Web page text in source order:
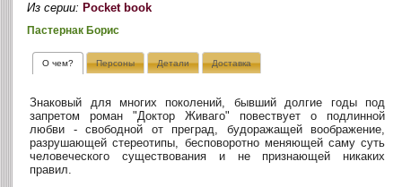
Из серии: Pocket book
Пастернак Борис
О чем? Персоны Детали Доставка
Знаковый для многих поколений, бывший долгие годы под
запретом роман "Доктор Живаго" повествует о подлинной
любви - свободной от преград, будоражащей воображение,
разрушающей стереотипы, бесповоротно меняющей саму суть
человеческого существования и не признающей никаких
правил.